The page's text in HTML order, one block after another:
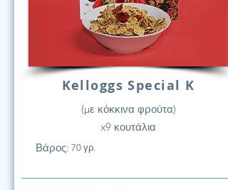
Kelloggs Special K
(με κόκκινα φρούτα)
x9 κουτάλια
Βάρος: 70 γρ.